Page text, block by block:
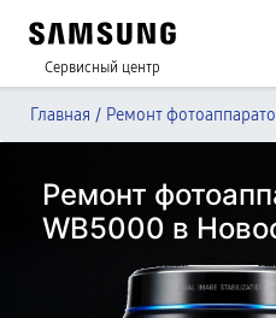
Сервисный центр
Главная / Ремонт
Ремонт
WB5000 в